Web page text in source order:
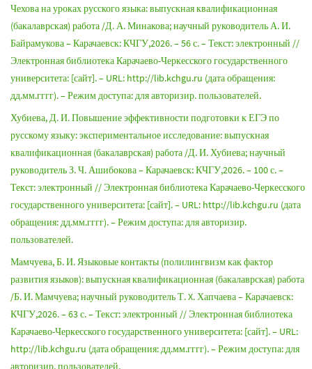
Чехова на уроках русского языка: выпускная квалификационная
(бакалаврская) работа /Д. А. Минакова; научный руководитель А. И.
Байрамукова – Карачаевск: КЧГУ,2026. – 56 с. – Текст: электронный //
Электронная библиотека Карачаево-Черкесского государственного
университета: [сайт]. – URL: http://lib.kchgu.ru (дата обращения:
дд.мм.гггг). – Режим доступа: для авторизир. пользователей.
Хубиева, Д. И. Повышение эффективности подготовки к ЕГЭ по
русскому языку: экспериментальное исследование: выпускная
квалификационная (бакалаврская) работа /Д. И. Хубиева; научный
руководитель З. Ч. Ашибокова – Карачаевск: КЧГУ,2026. – 100 с. –
Текст: электронный // Электронная библиотека Карачаево-Черкесского
государственного университета: [сайт]. – URL: http://lib.kchgu.ru (дата
обращения: дд.мм.гггг). – Режим доступа: для авторизир.
пользователей.
Мамчуева, Б. И. Языковые контакты (полилингвизм как фактор
развития языков): выпускная квалификационная (бакалаврская) работа
/Б. И. Мамчуева; научный руководитель Т. X. Хапчаева – Карачаевск:
КЧГУ,2026. – 63 с. – Текст: электронный // Электронная библиотека
Карачаево-Черкесского государственного университета: [сайт]. – URL:
http://lib.kchgu.ru (дата обращения: дд.мм.гггг). – Режим доступа: для
авторизир. пользователей.